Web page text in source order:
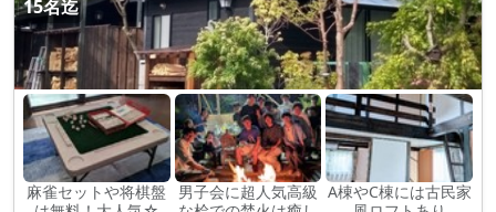
15名迄
麻雀セットや将棋盤
男子会に超人気高級 A棟やC棟には古民家